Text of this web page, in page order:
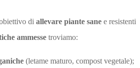
di allevare piante sane e resistenti
ammesse troviamo:
(letame maturo, compost vegetale);